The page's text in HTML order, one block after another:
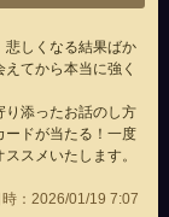
悲しくなる結果ばか
てから本当に強く
り添ったお話のし方
ードが当たる！一度
スメいたします。
：2026/01/19 7:07